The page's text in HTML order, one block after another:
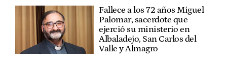
Fallece a los 72 años Miguel
Palomar, sacerdote que
ejerció su ministerio en
Albaladejo, San Carlos del
Valle y Almagro